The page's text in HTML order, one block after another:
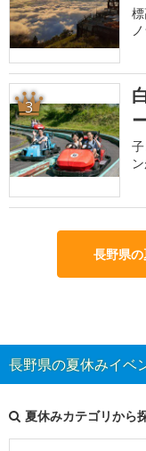
3
長野県
長野県の夏休みイベ
夏休みカテゴリから